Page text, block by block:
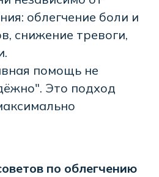
облегчение боли и
снижение тревоги,
помощь не
Это подход
по облегчению